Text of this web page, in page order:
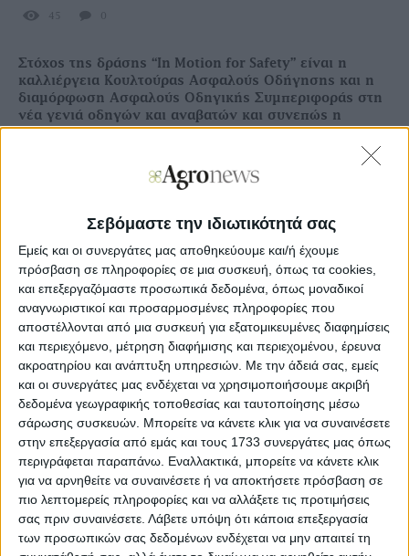
Σεβόμαστε την ιδιωτικότητά σας
Εμείς και οι συνεργάτες μας αποθηκεύουμε και/ή έχουμε
πρόσβαση σε πληροφορίες σε μια συσκευή, όπως τα cookies,
και επεξεργαζόμαστε προσωπικά δεδομένα, όπως μοναδικοί
αναγνωριστικοί και προσαρμοσμένες πληροφορίες που
αποστέλλονται από μια συσκευή για εξατομικευμένες διαφημίσεις
και περιεχόμενο, μέτρηση διαφήμισης και περιεχομένου, έρευνα
ακροατηρίου και ανάπτυξη υπηρεσιών. Με την άδειά σας, εμείς
και οι συνεργάτες μας ενδέχεται να χρησιμοποιήσουμε ακριβή
δεδομένα γεωγραφικής τοποθεσίας και ταυτοποίησης μέσω
σάρωσης συσκευών. Μπορείτε να κάνετε κλικ για να συναινέσετε
στην επεξεργασία από εμάς και τους 1733 συνεργάτες μας όπως
περιγράφεται παραπάνω. Εναλλακτικά, μπορείτε να κάνετε κλικ
για να αρνηθείτε να συναινέσετε ή να αποκτήσετε πρόσβαση σε
πιο λεπτομερείς πληροφορίες και να αλλάξετε τις προτιμήσεις
σας πριν συναινέσετε. Λάβετε υπόψη ότι κάποια επεξεργασία
των προσωπικών σας δεδομένων ενδέχεται να μην απαιτεί τη
45 0
Στόχος της δράσης “In Motion for Safety” είναι η
καλλιέργεια Κουλτούρας Ασφαλούς Οδήγησης και η
διαμόρφωση Ασφαλούς Οδηγικής Συμπεριφοράς στη
νέα γενιά οδηγών και αναβατών και συνεπώς η
μείωση των σοβαρών τροχαίων ατυχημάτων και
Το επόμενο διαδραστικό εκπαιδευτικό σεμινάριο είναι
εντελώς δωρεάν.Θα πραγματοποιηθεί:
Τετάρτη 3 Ιουνίου 2026 | 12:00 – 15:00
Πανεπιστήμιο Πειραιώς
Καραολή & Δημητρίου 80, Πειραιάς
Αμφιθέατρο Συνεδρίων
Ομιλητές και Εκπαιδευτές θα είναι οι:
Κωνσταντίνος Μαρκουίζος Ιαβέρης- Ιδρυτικό μέλος
Σχολής Οδικής Συμπεριφοράς «Ιαβέρης»,
Αντιπεριφερειάρχης Αττικής, Υπεύθυνος του Κέντρου
Διαχείρισης Κυκλοφορίας και Μελετών και
Εντεταλμένος στα θέματα Οδικής Ασφάλειας
Σπύρος Κούτρας- Εκπαιδευτής Οδηγικής Ασφάλειας